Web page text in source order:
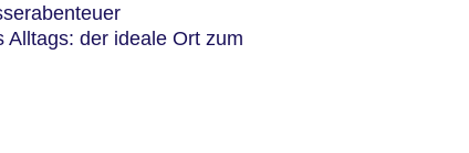
der ideale Ort zum